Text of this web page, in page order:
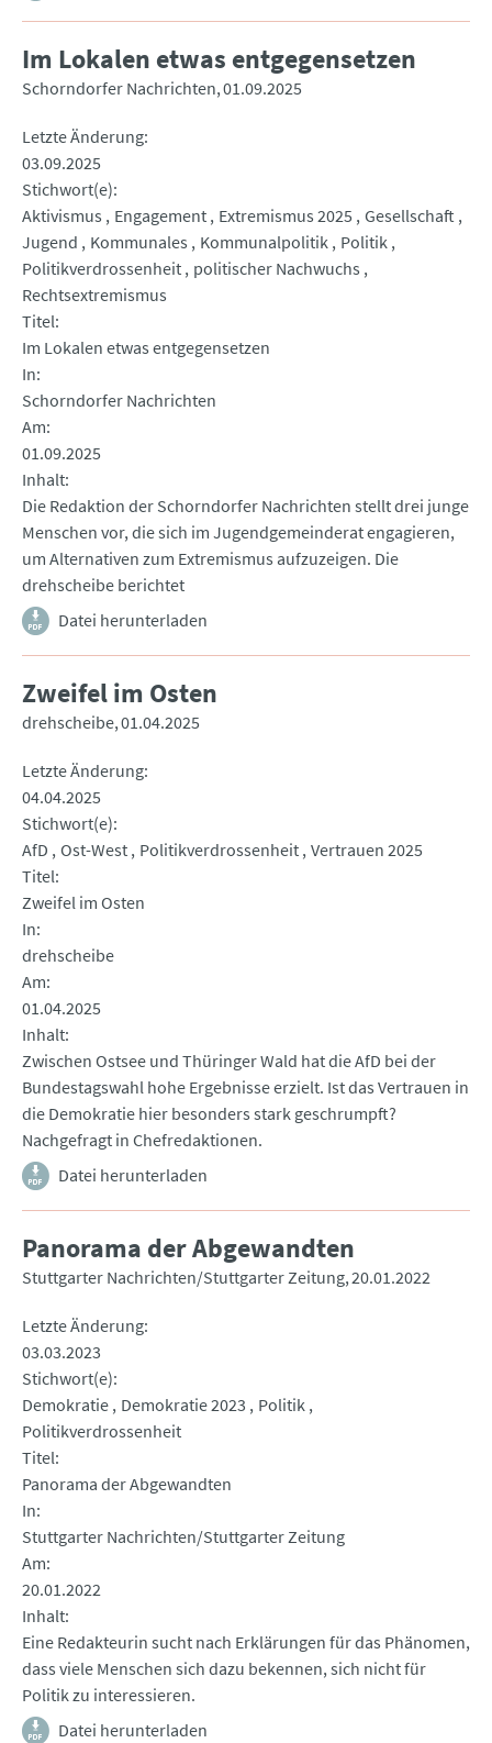
Im Lokalen etwas entgegensetzen
Schorndorfer Nachrichten 01.09.2025
Letzte Änderung
03.09.2025
Stichwort(e)
Aktivismus
Engagement Extremismus 2025 Gesellschaft
Jugend
Kommunales Kommunalpolitik Politik
Politikverdrossenheit politischer Nachwuchs
Rechtsextremismus
Titel
Im Lokalen etwas entgegensetzen
In
Schorndorfer Nachrichten
Am
01.09.2025
Inhalt
Die Redaktion der Schorndorfer Nachrichten stellt drei junge
Menschen vor, die sich im Jugendgemeinderat engagieren,
um Alternativen zum Extremismus aufzuzeigen. Die
drehscheibe berichtet
Datei herunterladen
Zweifel im Osten
drehscheibe 01.04.2025
Letzte Änderung
04.04.2025
Stichwort(e)
AfD Ost-West Politikverdrossenheit Vertrauen 2025
Titel
Zweifel im Osten
In
drehscheibe
Am
01.04.2025
Inhalt
Zwischen Ostsee und Thüringer Wald hat die AfD bei der
Bundestagswahl hohe Ergebnisse erzielt. Ist das Vertrauen in
die Demokratie hier besonders stark geschrumpft?
Nachgefragt in Chefredaktionen.
Datei herunterladen
Panorama der Abgewandten
Stuttgarter Nachrichten/Stuttgarter Zeitung 20.01.2022
Letzte Änderung
03.03.2023
Stichwort(e)
Demokratie Demokratie 2023
Politik
Politikverdrossenheit
Titel
Panorama der Abgewandten
In
Stuttgarter Nachrichten/Stuttgarter Zeitung
Am
20.01.2022
Inhalt
Eine Redakteurin sucht nach Erklärungen für das Phänomen,
dass viele Menschen sich dazu bekennen, sich nicht für
Politik zu interessieren.
Datei herunterladen